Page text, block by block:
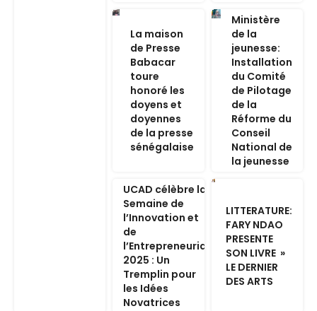
La maison
de Presse
Babacar
toure
honoré les
doyens et
doyennes
de la presse
sénégalaise
Ministère
de la
jeunesse:
Installation
du Comité
de Pilotage
de la
Réforme du
Conseil
National de
la jeunesse
UCAD célèbre la
Semaine de
l’Innovation et
de
l’Entrepreneuriat
2025 : Un
Tremplin pour
les Idées
Novatrices
LITTERATURE:
FARY NDAO
PRESENTE
SON LIVRE »
LE DERNIER
DES ARTS